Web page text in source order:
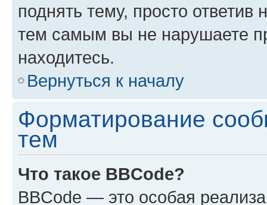
поднять тему, просто ответив
тем самым вы не нарушаете
находитесь.
Вернуться к началу
Форматирование
тем
Что такое BBCode?
BBCode — это особая